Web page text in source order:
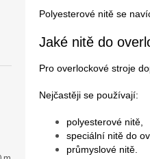
Polyesterové nitě se
Jaké nitě do
Pro overlockové stroje
Nejčastěji se používají:
polyesterové nitě,
speciální nitě do
průmyslové nitě.